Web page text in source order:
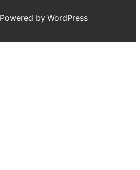
Powered by WordPress